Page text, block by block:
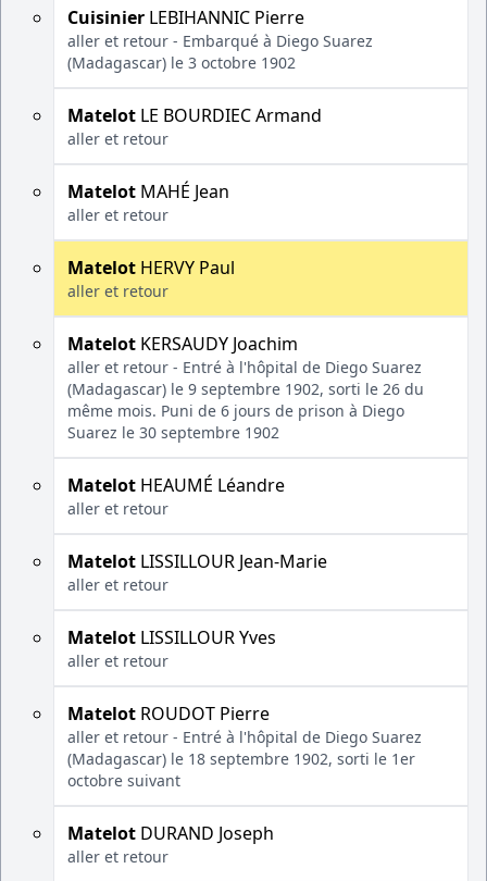
Cuisinier LEBIHANNIC Pierre
aller et retour - Embarqué à Diego Suarez
(Madagascar) le 3 octobre 1902
Matelot LE BOURDIEC Armand
aller et retour
Matelot MAHÉ Jean
aller et retour
Matelot HERVY Paul
aller et retour
Matelot KERSAUDY Joachim
aller et retour - Entré à l'hôpital de Diego Suarez
(Madagascar) le 9 septembre 1902, sorti le 26 du
même mois. Puni de 6 jours de prison à Diego
Suarez le 30 septembre 1902
Matelot HEAUMÉ Léandre
aller et retour
Matelot LISSILLOUR Jean-Marie
aller et retour
Matelot LISSILLOUR Yves
aller et retour
Matelot ROUDOT Pierre
aller et retour - Entré à l'hôpital de Diego Suarez
(Madagascar) le 18 septembre 1902, sorti le 1er
octobre suivant
Matelot DURAND Joseph
aller et retour